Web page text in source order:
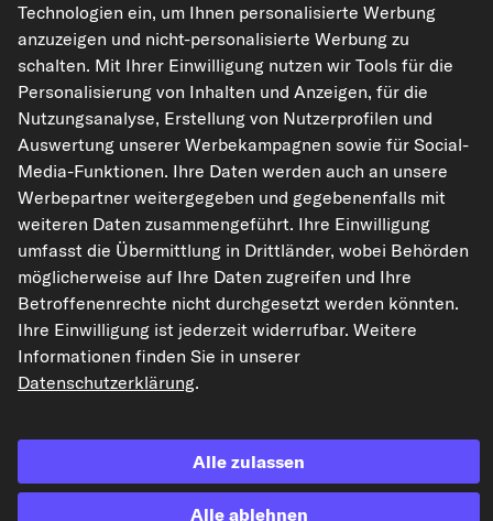
kfzteile24.de carpardoo.nl
carpardoo.fr
carpardoo.dk
nicht vervielfältigt werden. Die Vervielfältigung und Verbreitung der Daten und
der Datenbank ohne vorherige Einwilligung von TecAlliance und/oder die
Einbeziehung Dritter in solche Aktivitäten ist streng verboten. Jegliche
unautorisierte Nutzung von Inhalten stellt eine Verletzung des Urheberrechts
dar und kann rechtliche Schritte nach sich ziehen.
Vertrag widerrufen
© 2026 kfzteile24 GmbH - Alle Rechte vorbehalten.
¹„Gratis Versand“ oder „ohne Versandkosten“ entsprechen dem Wegfall der
Technologien ein, um Ihnen personalisierte Werbung
anzuzeigen und nicht-personalisierte Werbung zu
schalten. Mit Ihrer Einwilligung nutzen wir Tools für die
Personalisierung von Inhalten und Anzeigen, für die
Nutzungsanalyse, Erstellung von Nutzerprofilen und
Auswertung unserer Werbekampagnen sowie für Social-
Media-Funktionen. Ihre Daten werden auch an unsere
Werbepartner weitergegeben und gegebenenfalls mit
weiteren Daten zusammengeführt. Ihre Einwilligung
umfasst die Übermittlung in Drittländer, wobei Behörden
möglicherweise auf Ihre Daten zugreifen und Ihre
Betroffenenrechte nicht durchgesetzt werden könnten.
Ihre Einwilligung ist jederzeit widerrufbar. Weitere
Informationen finden Sie in unserer
Datenschutzerklärung.
Alle zulassen
Alle ablehnen